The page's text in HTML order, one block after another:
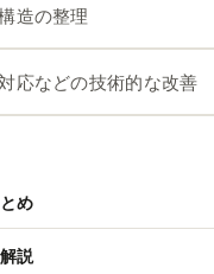
造の整理
応などの技術的な改善
め
説